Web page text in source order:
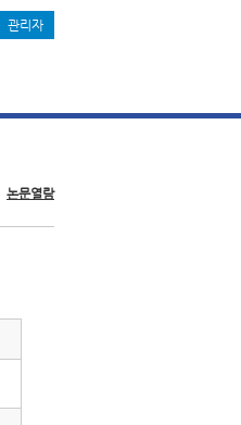
관리자
논문열람